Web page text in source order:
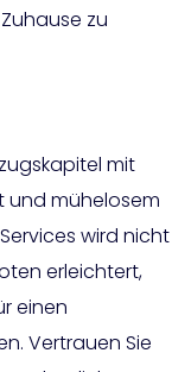
zu
mit
und mühelosem
wird nicht
erleichtert,
einen
Vertrauen Sie